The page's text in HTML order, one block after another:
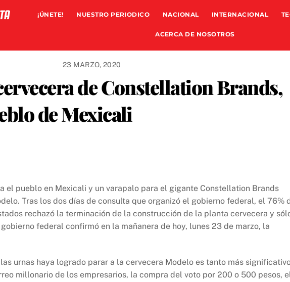
¡ÚNETE! NUESTRO PERIODICO NACIONAL INTERNACIONAL
ACERCA DE NOSOTROS
23 MARZO, 2020
de Constellation Brands,
de Mexicali
el pueblo en Mexicali y un varapalo para el gigante Constellation Brands
Tras los dos días de consulta que organizó el gobierno federal, el 76%
rechazó la terminación de la construcción de la planta cervecera y
federal confirmó en la mañanera de hoy, lunes 23 de marzo, la
urnas haya logrado parar a la cervecera Modelo es tanto más
millonario de los empresarios, la compra del voto por 200 o 500 pesos,